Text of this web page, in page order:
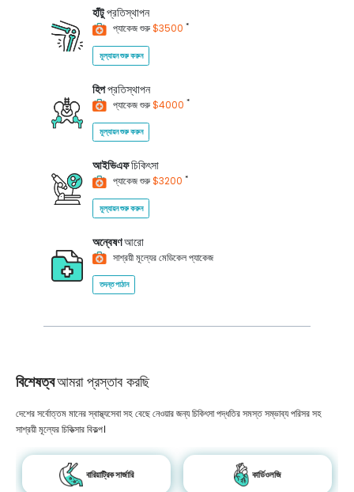
হাঁটুপ্রতিস্থাপন
প্যাকেজ শুরু$3500 *
মূল্যায়ন শুরু করুন
হিপপ্রতিস্থাপন
প্যাকেজ শুরু$4000 *
মূল্যায়ন শুরু করুন
আইভিএফচিকিৎসা
প্যাকেজ শুরু$3200 *
মূল্যায়ন শুরু করুন
অন্বেষণআরো
সাশ্রয়ী মূল্যের মেডিকেল প্যাকেজ
তদন্ত পাঠান
বিশেষত্বআমরা প্রস্তাব করছি
দেশের সর্বোত্তম মানের স্বাস্থ্যসেবা সহ বেছে নেওয়ার জন্য চিকিৎসা পদ্ধতির সমস্ত সম্ভাব্য পরিসর সহ
সাশ্রয়ী মূল্যের চিকিত্সার বিকল্প।
বারিয়াট্রিক সার্জারি কার্ডিওলজি